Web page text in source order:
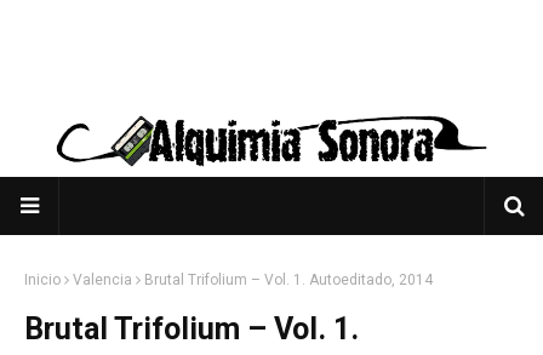
Inicio Valencia Brutal Trifolium – Vol. 1. Autoeditado, 2014
Brutal Trifolium – Vol. 1.